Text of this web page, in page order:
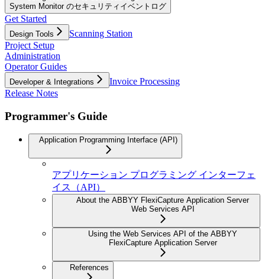
System Monitor のセキュリティイベントログ
Get Started
Design Tools
Scanning Station
Project Setup
Administration
Operator Guides
Developer & Integrations
Invoice Processing
Release Notes
Programmer's Guide
Application Programming Interface (API)
アプリケーション プログラミング インターフェ
イス（API）
About the ABBYY FlexiCapture Application Server
Web Services API
Using the Web Services API of the ABBYY
FlexiCapture Application Server
References